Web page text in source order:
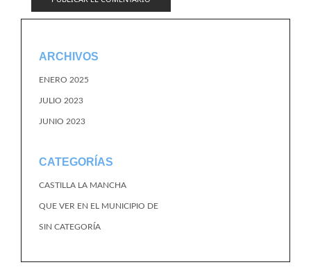
ARCHIVOS
ENERO 2025
JULIO 2023
JUNIO 2023
CATEGORÍAS
CASTILLA LA MANCHA
QUE VER EN EL MUNICIPIO DE
SIN CATEGORÍA